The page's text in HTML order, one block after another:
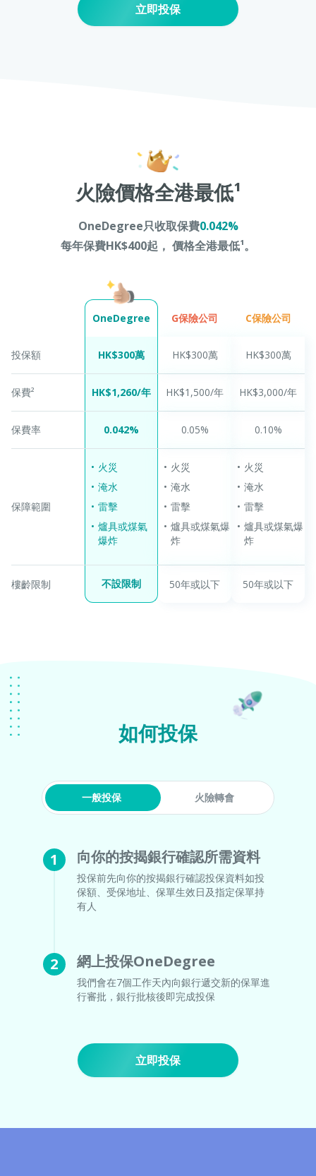
立即投保
火險價格全港最低¹
OneDegree只收取保費0.042%
每年保費HK$400起， 價格全港最低¹。
OneDegree G保險公司 C保險公司
投保額 HK$300萬 HK$300萬 HK$300萬
保費² HK$1,260/年 HK$1,500/年 HK$3,000/年
保費率 0.042% 0.05%​ 0.10%
保障範圍
火災
淹水
雷擊
爐具或煤氣
爆炸
火災
淹水
雷擊
爐具或煤氣爆
炸
火災
淹水
雷擊
爐具或煤氣爆
炸
樓齡限制 不設限制 50年或以下 50年或以下
如何投保
一般投保 火險轉會
1 向你的按揭銀行確認所需資料
投保前先向你的按揭銀行確認投保資料如投
保額、受保地址、保單生效日及指定保單持
有人
2 網上投保OneDegree
我們會在7個工作天內向銀行遞交新的保單進
行審批，銀行批核後即完成投保
立即投保